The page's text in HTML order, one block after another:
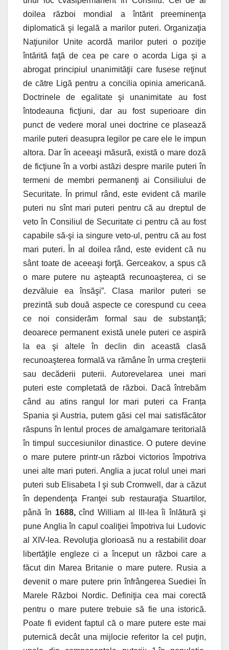
doilea război mondial a întărit preeminenţa
diplomatică şi legală a marilor puteri. Organizaţia
Naţiunilor Unite acordă marilor puteri o poziţie
întărită faţă de cea pe саге o acorda Liga şi a
abrogat principiul unanimităţii care fusese reţinut
de către Ligă pentru a concilia opinia americană.
Doctrinele de egalitate şi unanimitate au fost
întodeauna ficţiuni, dar au fost superioare din
punct de vedere moral unei doctrine ce plasează
marile puteri deasupra legilor pe care ele le impun
altora. Dar în aceeaşi măsură, există o mare doză
de ficţiune în a vorbi astăzi despre marile puteri în
termeni de membri permanenţi ai Consiliului de
Securitate. În primul rând, este evident că marile
puteri nu sînt mari puteri pentru că au dreptul de
veto în Consiliul de Securitate ci pentru că au fost
capabile să-şi ia singure veto-ul, pentru că au fost
mari puteri. În al doilea rând, este evident că nu
sânt toate de aceeaşi forţă. Gerceakov, a spus că
o mare putere nu aşteaptă recunoaşterea, ci se
dezvăluie ea însăşi”. Clasa marilor puteri se
prezintă sub două aspecte ce corespund cu ceea
ce noi considerăm formal sau de substanţă;
deoarece permanent există unele puteri ce aspiră
la ea şi altele în declin din această clasă
recunoaşterea formală va rămâne în urma creşterii
sau decăderii puterii. Autorevelarea unei mari
puteri este completată de război. Dacă întrebăm
când au atins rangul lor mari puteri ca Franța
Spania şi Austria, putem găsi cel mai satisfăcător
răspuns în lentul proces de amalgamare teritorială
în timpul succesiunilor dinastice. O putere devine
o mare putere printr-un război victorios împotriva
unei alte mari puteri. Anglia a jucat rolul unei mari
puteri sub Elisabeta I şi sub Cromwell, dar a căzut
în dependenţa Franţei sub restauraţia Stuartilor,
până în 1688,cînd William al III-lea îi înlătură şi
pune Anglia în capul coaliţiei împotriva lui Ludovic
al XIV-lea. Revoluţia glorioasă nu a restabilit doar
libertăţile engleze ci a început un război care a
făcut din Marea Britanie o mare putere. Rusia a
devenit o mare putere prin înfrângerea Suediei în
Marele Război Nordic. Definiţia cea mai corectă
pentru o mare putere trebuie să fie una istorică.
Poate fi evident faptul că o mare putere este mai
puternică decât una mijlocie referitor la cel puţin,